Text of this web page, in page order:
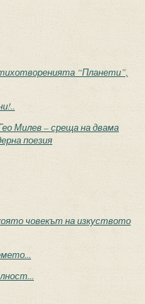
“Планети”,
Милев – среща на двама
поезия
човекът на изкуството